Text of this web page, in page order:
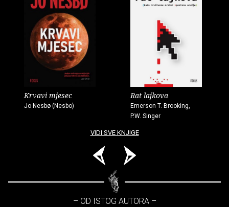
Krvavi mjesec
Jo Nesbø (Nesbo)
Rat lajkova
Emerson T. Brooking,
P.W. Singer
VIDI SVE KNJIGE
– OD ISTOG AUTORA –